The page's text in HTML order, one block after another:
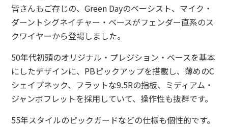
皆さんもご存じの、Green Dayのベーシスト、マイク・
ダーントシグネイチャー・ベースがフェンダー直系のス
クワイヤーから登場しました。
50年代初頭のオリジナル・プレジション・ベースを基本
にしたデザインに、PBピックアップを搭載し、薄めのC
シェイプネック、フラットな9.5Rの指板、ミディアム・
ジャンボフレットを採用していて、操作性も抜群です。
55年スタイルのピックガードなどの仕様も個性的です。